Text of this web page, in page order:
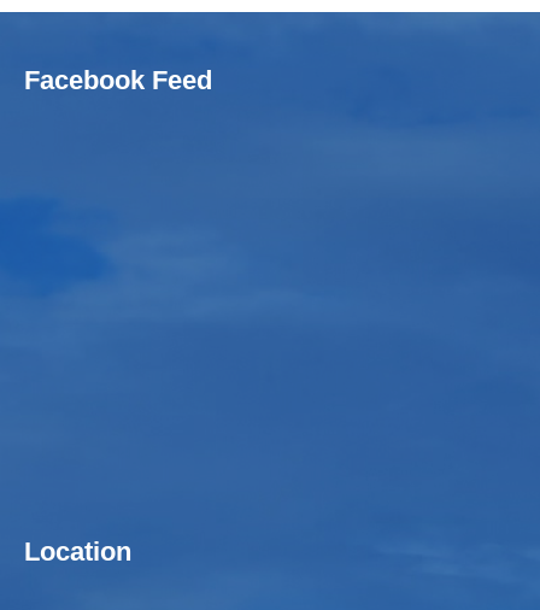
Facebook Feed
Location